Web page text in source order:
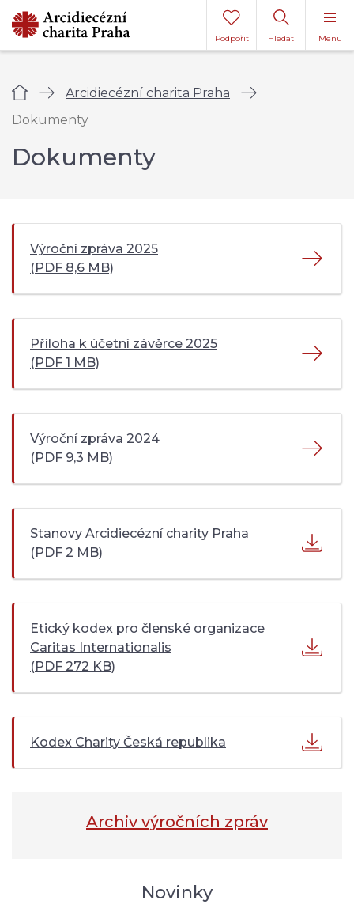
Menu
Hledat
Podpořit
Úvod
Arcidiecézní charita Praha
Dokumenty
Dokumenty
Výroční zpráva 2025
(PDF 8,6 MB)
Příloha k účetní závěrce 2025
(PDF 1 MB)
Výroční zpráva 2024
(PDF 9,3 MB)
Stanovy Arcidiecézní charity Praha
(PDF 2 MB)
Etický kodex pro členské organizace
Caritas Internationalis
(PDF 272 KB)
Kodex Charity Česká republika
Archiv výročních zpráv
Novinky